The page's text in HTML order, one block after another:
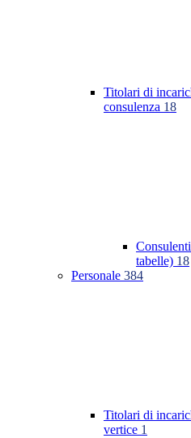
Titolari di
consulenza 18
tabelle) 18
Personale 384
Titolari di
vertice 1